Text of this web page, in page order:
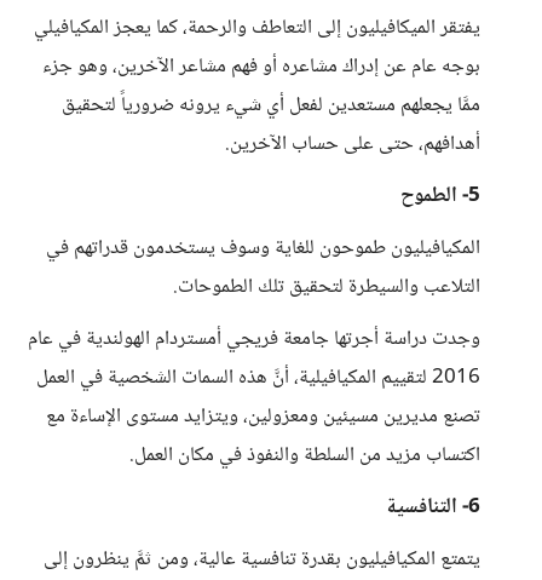
يفتقر الميكافيليون إلى التعاطف والرحمة، كما يعجز المكيافيلي
بوجه عام عن إدراك مشاعره أو فهم مشاعر الآخرين، وهو جزء
ممَّا يجعلهم مستعدين لفعل أي شيء يرونه ضرورياً لتحقيق
أهدافهم، حتى على حساب الآخرين.
5- الطموح
المكيافيليون طموحون للغاية وسوف يستخدمون قدراتهم في
التلاعب والسيطرة لتحقيق تلك الطموحات.
وجدت دراسة أجرتها جامعة فريجي أمستردام الهولندية في عام
2016 لتقييم المكيافيلية، أنَّ هذه السمات الشخصية في العمل
تصنع مديرين مسيئين ومعزولين، ويتزايد مستوى الإساءة مع
اكتساب مزيد من السلطة والنفوذ في مكان العمل.
6- التنافسية
يتمتع المكيافيليون بقدرة تنافسية عالية، ومن ثمَّ ينظرون إلى